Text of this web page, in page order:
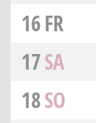
16FR
17SA
18SO